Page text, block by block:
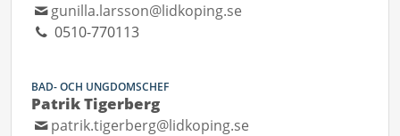
gunilla.larsson@lidkoping.se
0510-770113
BAD- OCH UNGDOMSCHEF
Patrik Tigerberg
patrik.tigerberg@lidkoping.se